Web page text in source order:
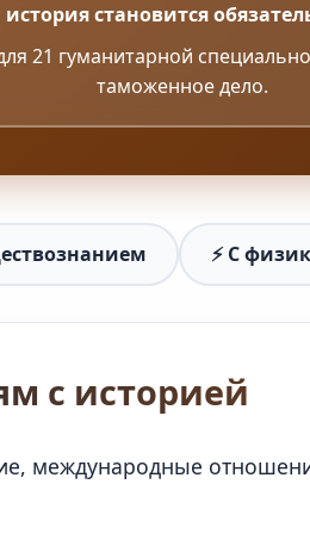
история становится
21 гуманитарной
таможенное дело.
⚡ С
с историей
международные